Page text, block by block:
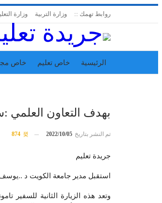
روابط تهمك :: وزارة التربية وزارة
الرئيسية خاص تعليم خاص
بهدف التعاون العلمي
تم النشر بتاريخ 2022/10/05
جريدة تعليم
استقبل مدير جامعة الكويت د
وتعد هذه الزيارة الثانية للسفير